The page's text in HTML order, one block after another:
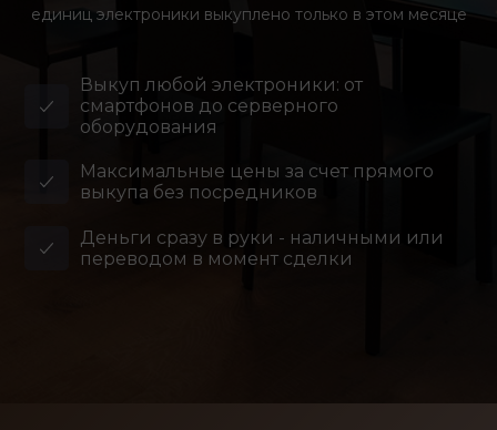
единиц электроники выкуплено только в этом месяце
Выкуп любой электроники: от
смартфонов до серверного
оборудования
Максимальные цены за счет прямого
выкупа без посредников
Деньги сразу в руки - наличными или
переводом в момент сделки